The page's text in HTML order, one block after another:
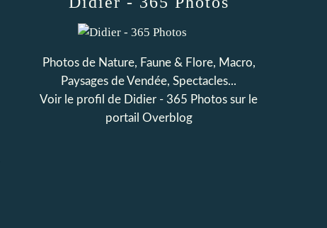
Photos de Nature, Faune & Flore, Macro,
Paysages de Vendée, Spectacles...
Voir le profil de Didier - 365 Photos sur le
portail Overblog